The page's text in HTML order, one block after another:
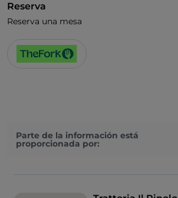
Reserva
Reserva una mesa
Parte de la información está
proporcionada por: